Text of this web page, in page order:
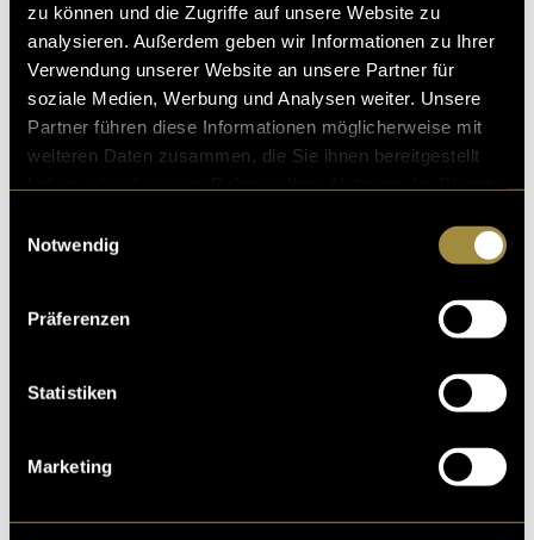
zu können und die Zugriffe auf unsere Website zu
analysieren. Außerdem geben wir Informationen zu Ihrer
Verwendung unserer Website an unsere Partner für
soziale Medien, Werbung und Analysen weiter. Unsere
Partner führen diese Informationen möglicherweise mit
weiteren Daten zusammen, die Sie ihnen bereitgestellt
Notwendig
Präferenzen
Statistiken
Marketing